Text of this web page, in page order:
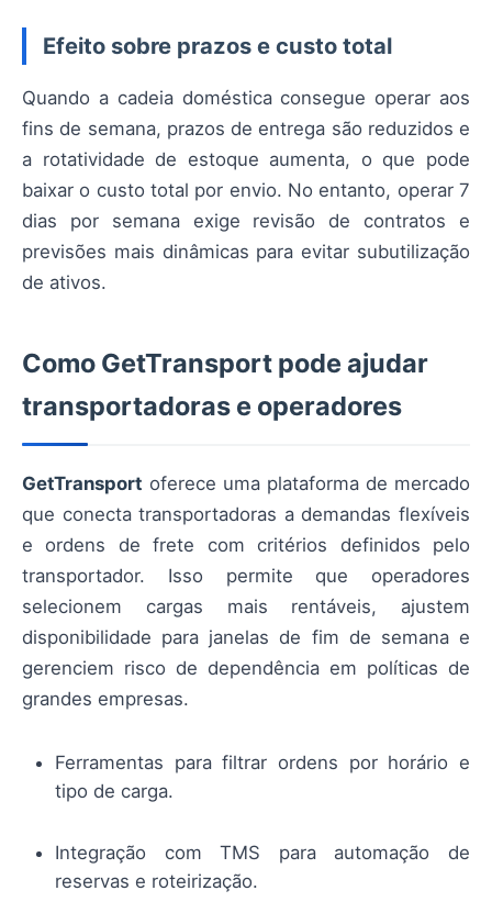
Efeito sobre prazos e custo total
Quando a cadeia doméstica consegue operar aos
fins de semana, prazos de entrega são reduzidos e
a rotatividade de estoque aumenta, o que pode
baixar o custo total por envio. No entanto, operar 7
dias por semana exige revisão de contratos e
previsões mais dinâmicas para evitar subutilização
de ativos.
Como GetTransport pode ajudar
transportadoras e operadores
GetTransport oferece uma plataforma de mercado
que conecta transportadoras a demandas flexíveis
e ordens de frete com critérios definidos pelo
transportador. Isso permite que operadores
selecionem cargas mais rentáveis, ajustem
disponibilidade para janelas de fim de semana e
gerenciem risco de dependência em políticas de
grandes empresas.
Ferramentas para filtrar ordens por horário e
tipo de carga.
Integração com TMS para automação de
reservas e roteirização.